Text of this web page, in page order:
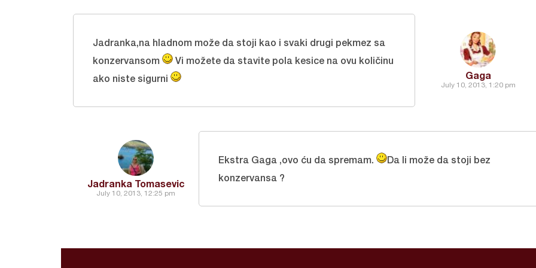
Gaga
July 10, 2013, 1:20 pm
Jadranka,na hladnom može da stoji kao i svaki drugi pekmez sa
konzervansom
Vi možete da stavite pola kesice na ovu količinu
ako niste sigurni
Jadranka Tomasevic
July 10, 2013, 12:25 pm
Ekstra Gaga ,ovo ću da spremam.
Da li može da stoji bez
konzervansa ?